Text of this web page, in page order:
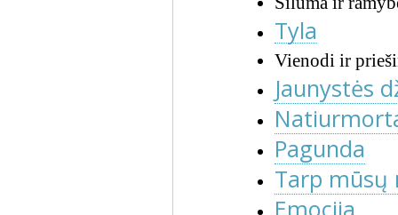
Tyla
Vienodi ir
Jaunystės
Pagunda
Tarp mūsų
Emocija